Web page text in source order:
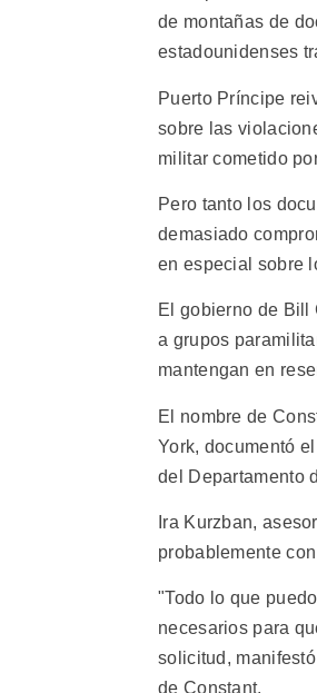
de montañas de
estadounidenses
Puerto Príncipe
sobre las
militar cometido
Pero tanto los
demasiado
en especial sobre
El gobierno de Bill
a grupos
mantengan en
El nombre de
York, documentó
del Departamento
Ira Kurzban,
probablemente
"Todo lo que
necesarios para
solicitud,
de Constant.